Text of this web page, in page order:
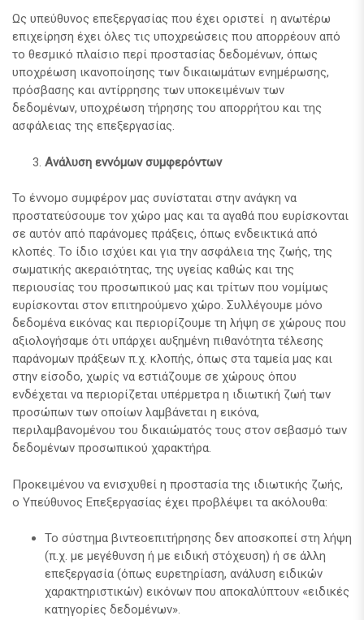
Ως υπεύθυνος επεξεργασίας που έχει οριστεί η ανωτέρω
επιχείρηση έχει όλες τις υποχρεώσεις που απορρέουν από
το θεσμικό πλαίσιο περί προστασίας δεδομένων, όπως
υποχρέωση ικανοποίησης των δικαιωμάτων ενημέρωσης,
πρόσβασης και αντίρρησης των υποκειμένων των
δεδομένων, υποχρέωση τήρησης του απορρήτου και της
ασφάλειας της επεξεργασίας.
Ανάλυση εννόμων συμφερόντων
Το έννομο συμφέρον μας συνίσταται στην ανάγκη να
προστατεύσουμε τον χώρο μας και τα αγαθά που ευρίσκονται
σε αυτόν από παράνομες πράξεις, όπως ενδεικτικά από
κλοπές. Το ίδιο ισχύει και για την ασφάλεια της ζωής, της
σωματικής ακεραιότητας, της υγείας καθώς και της
περιουσίας του προσωπικού μας και τρίτων που νομίμως
ευρίσκονται στον επιτηρούμενο χώρο. Συλλέγουμε μόνο
δεδομένα εικόνας και περιορίζουμε τη λήψη σε χώρους που
αξιολογήσαμε ότι υπάρχει αυξημένη πιθανότητα τέλεσης
παράνομων πράξεων π.χ. κλοπής, όπως στα ταμεία μας και
στην είσοδο, χωρίς να εστιάζουμε σε χώρους όπου
ενδέχεται να περιορίζεται υπέρμετρα η ιδιωτική ζωή των
προσώπων των οποίων λαμβάνεται η εικόνα,
περιλαμβανομένου του δικαιώματός τους στον σεβασμό των
δεδομένων προσωπικού χαρακτήρα.
Προκειμένου να ενισχυθεί η προστασία της ιδιωτικής ζωής,
ο Υπεύθυνος Επεξεργασίας έχει προβλέψει τα ακόλουθα:
Το σύστημα βιντεοεπιτήρησης δεν αποσκοπεί στη λήψη
(π.χ. με μεγέθυνση ή με ειδική στόχευση) ή σε άλλη
επεξεργασία (όπως ευρετηρίαση, ανάλυση ειδικών
χαρακτηριστικών) εικόνων που αποκαλύπτουν «ειδικές
κατηγορίες δεδομένων».